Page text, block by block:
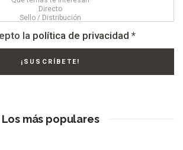
la política de privacidad *
Los más populares